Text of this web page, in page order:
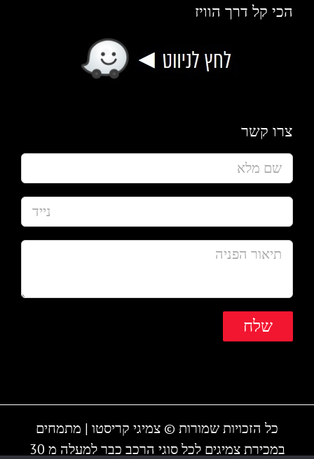
הכי קל דרך הוויז
צרו קשר
כל הזכויות שמורות © צמיגי קריסטו | מתמחים
במכירת צמיגים לכל סוגי הרכב כבר למעלה מ 30